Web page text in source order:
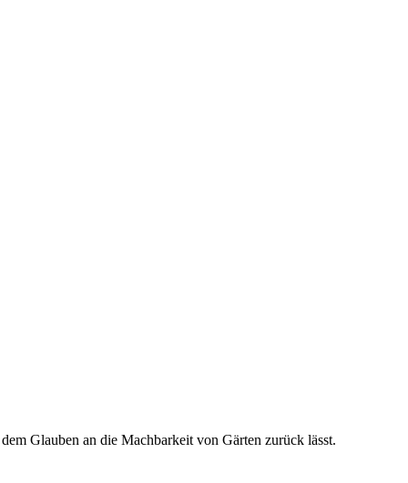
Glauben an die Machbarkeit von Gärten zurück lässt.